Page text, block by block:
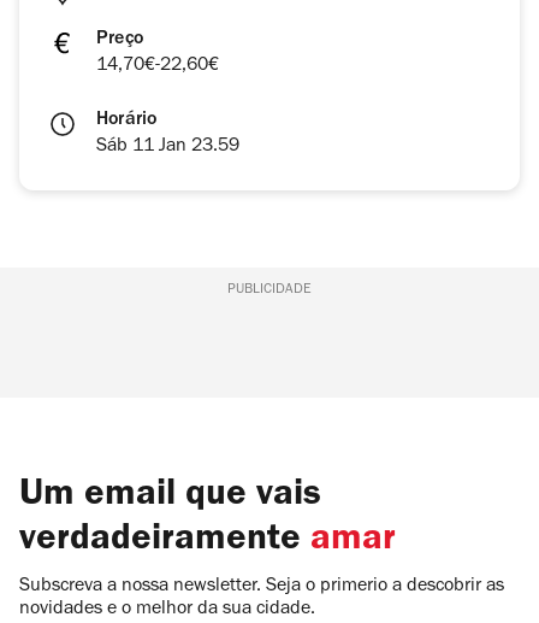
Preço
14,70€-22,60€
Horário
Sáb 11 Jan 23.59
PUBLICIDADE
Um email que vais
verdadeiramente amar
Subscreva a nossa newsletter. Seja o primerio a descobrir as
novidades e o melhor da sua cidade.